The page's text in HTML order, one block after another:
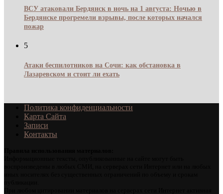
ВСУ атаковали Бердянск в ночь на 1 августа: Ночью в
Бердянске прогремели взрывы, после которых начался
пожар
5
Атаки беспилотников на Сочи: как обстановка в
Лазаревском и стоит ли ехать
Политика конфиденциальности
Карта Сайта
Записи
Контакты